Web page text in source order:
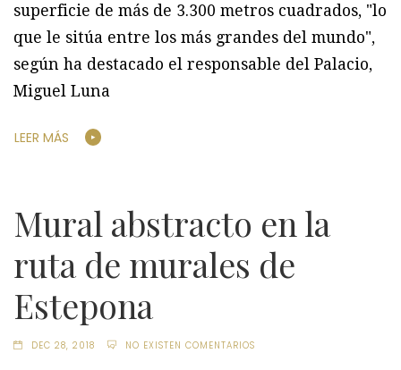
superficie de más de 3.300 metros cuadrados, "lo
que le sitúa entre los más grandes del mundo",
según ha destacado el responsable del Palacio,
Miguel Luna
LEER MÁS
Mural abstracto en la
ruta de murales de
Estepona
DEC 28, 2018 NO EXISTEN COMENTARIOS